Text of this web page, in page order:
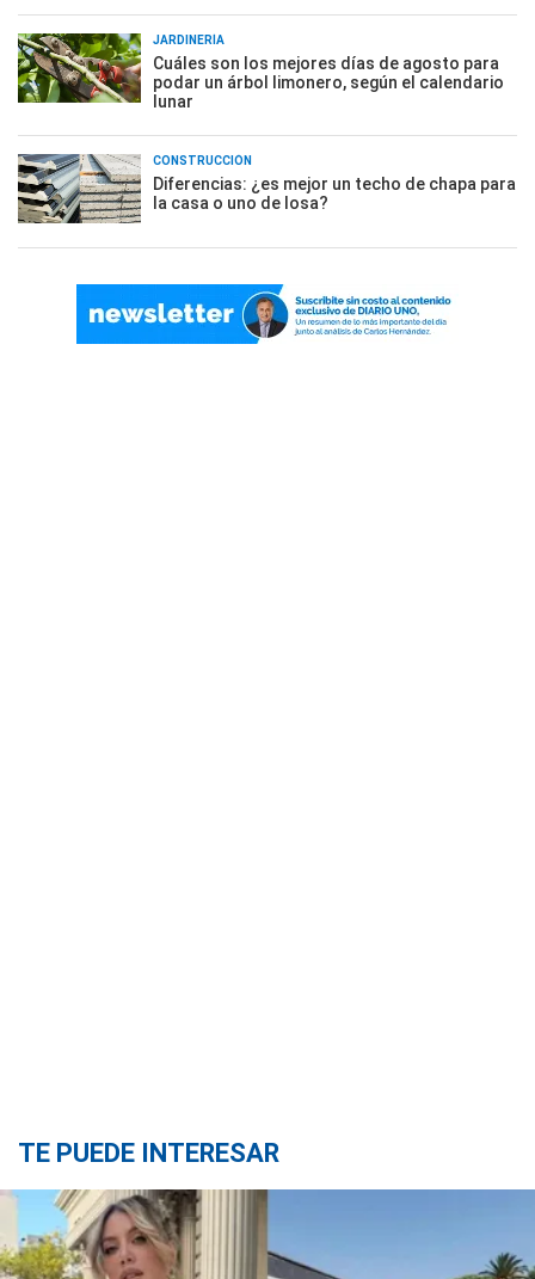
JARDINERÍA
Cuáles son los mejores días de agosto para
podar un árbol limonero, según el calendario
lunar
CONSTRUCCIÓN
Diferencias: ¿es mejor un techo de chapa para
la casa o uno de losa?
TE PUEDE INTERESAR